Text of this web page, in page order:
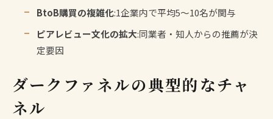
BtoB購買の複雑化:1企業内で平均5〜10名が関与
ピアレビュー文化の拡大:同業者・知人からの推薦が決
定要因
ダークファネルの典型的なチャ
ネル